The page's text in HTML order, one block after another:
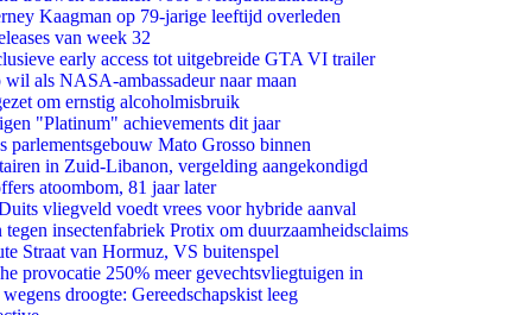
Kaagman op 79-jarige leeftijd overleden
van week 32
early access tot uitgebreide GTA VI trailer
als NASA-ambassadeur naar maan
om ernstig alcoholmisbruik
"Platinum" achievements dit jaar
parlementsgebouw Mato Grosso binnen
in Zuid-Libanon, vergelding aangekondigd
atoombom, 81 jaar later
vliegveld voedt vrees voor hybride aanval
insectenfabriek Protix om duurzaamheidsclaims
Straat van Hormuz, VS buitenspel
provocatie 250% meer gevechtsvliegtuigen in
droogte: Gereedschapskist leeg